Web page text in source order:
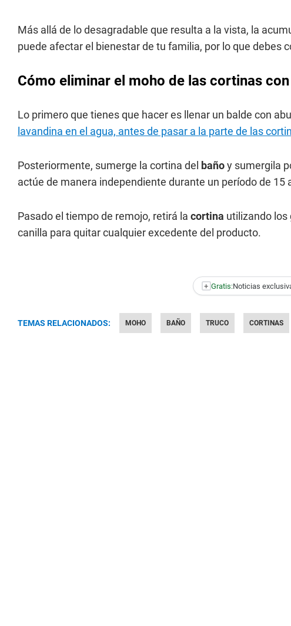
Más allá de lo desagradable que resulta a la vista, la
puede afectar el bienestar de tu familia, por lo que debes
Cómo eliminar el moho de las cortinas
Lo primero que tienes que hacer es llenar un balde con
lavandina en el agua, antes de pasar a la parte de las
Posteriormente, sumerge la cortina del bañoy sumergila
actúe de manera independiente durante un período de 15
Pasado el tiempo de remojo, retirá la cortina utilizando los
canilla para quitar cualquier excedente del producto.
+ Gratis:Noticias
TEMAS RELACIONADOS: MOHO BAÑO TRUCO CORTINAS